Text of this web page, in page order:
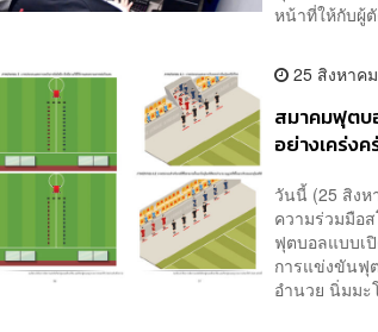
หน้าที่ให้กับผู้
25 สิงหาค
สมาคมฟุตบ
อย่างเคร่ง
วันนี้ (25 สิง
ความร่วมมือ
ฟุตบอลแบบเ
การแข่งขันฟุ
อำนวย นิ่มมะ